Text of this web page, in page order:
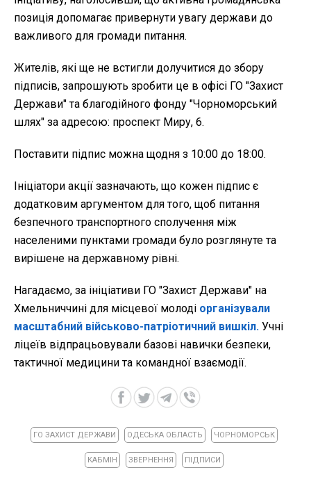
позиція допомагає привернути увагу держави до
важливого для громади питання.
Жителів, які ще не встигли долучитися до збору
підписів, запрошують зробити це в офісі ГО "Захист
Держави" та благодійного фонду "Чорноморський
шлях" за адресою: проспект Миру, 6.
Поставити підпис можна щодня з 10:00 до 18:00.
Ініціатори акції зазначають, що кожен підпис є
додатковим аргументом для того, щоб питання
безпечного транспортного сполучення між
населеними пунктами громади було розглянуте та
вирішене на державному рівні.
Нагадаємо, за ініціативи ГО "Захист Держави" на
Хмельниччині для місцевої молоді організували
масштабний військово-патріотичний вишкіл. Учні
ліцеїв відпрацьовували базові навички безпеки,
тактичної медицини та командної взаємодії.
ГО ЗАХИСТ ДЕРЖАВИ ОДЕСЬКА ОБЛАСТЬ ЧОРНОМОРСЬК
КАБМІН ЗВЕРНЕННЯ ПІДПИСИ